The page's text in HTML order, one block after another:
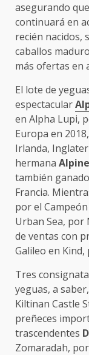
asegurando
continuará en
recién nacidos,
caballos
más ofertas en
El lote de
espectacular
en Alpha Lupi,
Europa en
Irlanda,
hermana
también
Francia.
por el Campeón
Urban Sea, por
de ventas con
Galileo en
Tres
yeguas, a
Kiltinan Castle
preñeces
trascendentes
Zomaradah,